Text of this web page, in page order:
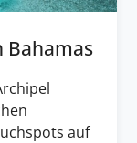
Bahamas
auf